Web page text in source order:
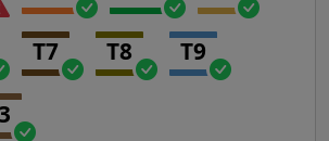
T7 T8 T9